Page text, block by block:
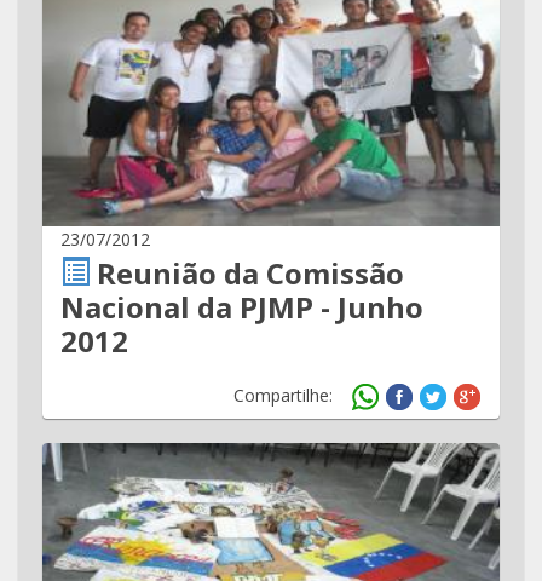
23/07/2012
Reunião da Comissão
Nacional da PJMP - Junho
2012
Compartilhe: